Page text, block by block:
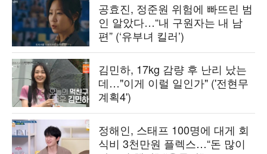
공효진, 정준원 위험에 빠뜨린 범
인 알았다…“내 구원자는 내 남
편” (‘유부녀 킬러’)
김민하, 17kg 감량 후 난리 났는
데…"이게 이럴 일인가" ('전현무
계획4')
정해인, 스태프 100명에 대게 회
식비 3천만원 플렉스…“돈 많이